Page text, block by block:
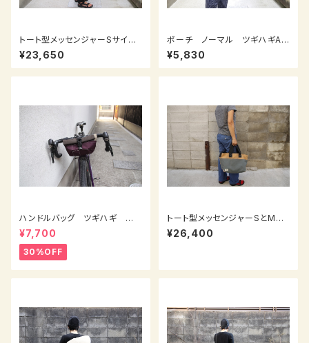
トート型メッセンジャーSサイ
ズ 紺×黒
¥23,650
ポーチ ノーマル ツギハギAll
Black B
¥5,830
ハンドルバッグ ツギハギ 紫
茶ベージュ
¥7,700
30%OFF
トート型メッセンジャーSとMの
間のサイズ からし×わさび×サ
ブレ
¥26,400